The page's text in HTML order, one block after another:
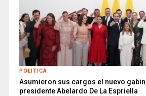
POLITICA
Asumieron sus cargos el nuevo
presidente Abelardo De La Espriella